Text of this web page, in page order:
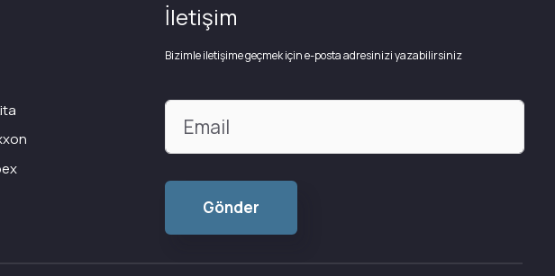
İletişim
Bizimle iletişime geçmek için e-posta adresinizi yazabilirsiniz